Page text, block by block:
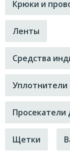
руб.
0.000
0.012
0.017
0.020
0.021
0.022
0.024
0.027
Брэнд
Denzel
Fit
MunHwa
Sparta
Zolder
Сибртех
КАТАЛОГ
Тросы
STELS
Канистры
Крюки и
Ленты
Средства
Уплотнители
Просекатели
Щетки